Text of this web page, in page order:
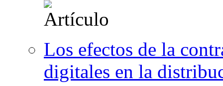
Los efectos de la
digitales en la